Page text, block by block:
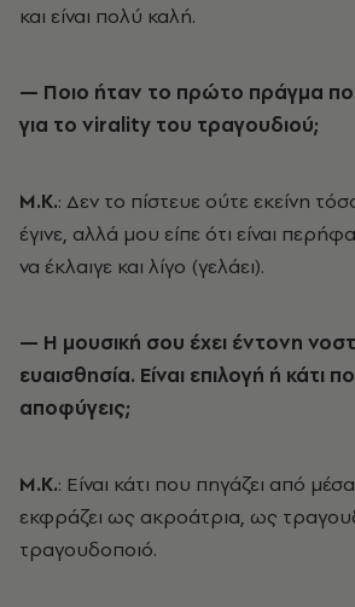
και είναι πολύ καλή.
— Ποιο ήταν το πρώτο πράγμα
για το virality του τραγουδιού;
Μ.Κ.: Δεν το πίστευε ούτε εκείνη
έγινε, αλλά μου είπε ότι είναι
να έκλαιγε και λίγο (γελάει).
— Η μουσική σου έχει έντονη
ευαισθησία. Είναι επιλογή ή κάτι
αποφύγεις;
Μ.Κ.: Είναι κάτι που πηγάζει από
εκφράζει ως ακροάτρια, ως
τραγουδοποιό.